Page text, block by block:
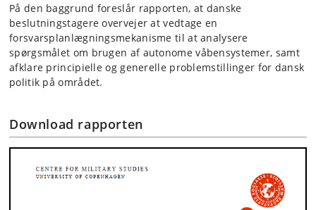
På den baggrund foreslår rapporten, at danske
beslutningstagere overvejer at vedtage en
forsvarsplanlægningsmekanisme til at analysere
spørgsmålet om brugen af autonome våbensystemer, samt
afklare principielle og generelle problemstillinger for dansk
politik på området.
Download rapporten